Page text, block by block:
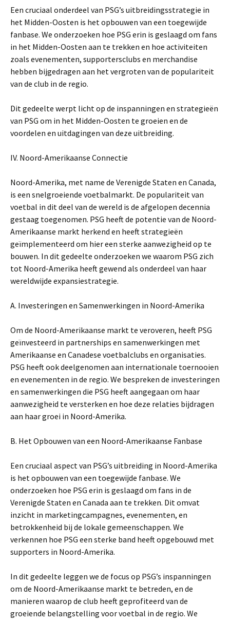
Een cruciaal onderdeel van PSG’s uitbreidingsstrategie in
het Midden-Oosten is het opbouwen van een toegewijde
fanbase. We onderzoeken hoe PSG erin is geslaagd om fans
in het Midden-Oosten aan te trekken en hoe activiteiten
zoals evenementen, supportersclubs en merchandise
hebben bijgedragen aan het vergroten van de populariteit
van de club in de regio.
Dit gedeelte werpt licht op de inspanningen en strategieën
van PSG om in het Midden-Oosten te groeien en de
voordelen en uitdagingen van deze uitbreiding.
IV. Noord-Amerikaanse Connectie
Noord-Amerika, met name de Verenigde Staten en Canada,
is een snelgroeiende voetbalmarkt. De populariteit van
voetbal in dit deel van de wereld is de afgelopen decennia
gestaag toegenomen. PSG heeft de potentie van de Noord-
Amerikaanse markt herkend en heeft strategieën
geïmplementeerd om hier een sterke aanwezigheid op te
bouwen. In dit gedeelte onderzoeken we waarom PSG zich
tot Noord-Amerika heeft gewend als onderdeel van haar
wereldwijde expansiestrategie.
A. Investeringen en Samenwerkingen in Noord-Amerika
Om de Noord-Amerikaanse markt te veroveren, heeft PSG
geïnvesteerd in partnerships en samenwerkingen met
Amerikaanse en Canadese voetbalclubs en organisaties.
PSG heeft ook deelgenomen aan internationale toernooien
en evenementen in de regio. We bespreken de investeringen
en samenwerkingen die PSG heeft aangegaan om haar
aanwezigheid te versterken en hoe deze relaties bijdragen
aan haar groei in Noord-Amerika.
B. Het Opbouwen van een Noord-Amerikaanse Fanbase
Een cruciaal aspect van PSG’s uitbreiding in Noord-Amerika
is het opbouwen van een toegewijde fanbase. We
onderzoeken hoe PSG erin is geslaagd om fans in de
Verenigde Staten en Canada aan te trekken. Dit omvat
inzicht in marketingcampagnes, evenementen, en
betrokkenheid bij de lokale gemeenschappen. We
verkennen hoe PSG een sterke band heeft opgebouwd met
supporters in Noord-Amerika.
In dit gedeelte leggen we de focus op PSG’s inspanningen
om de Noord-Amerikaanse markt te betreden, en de
manieren waarop de club heeft geprofiteerd van de
groeiende belangstelling voor voetbal in de regio. We